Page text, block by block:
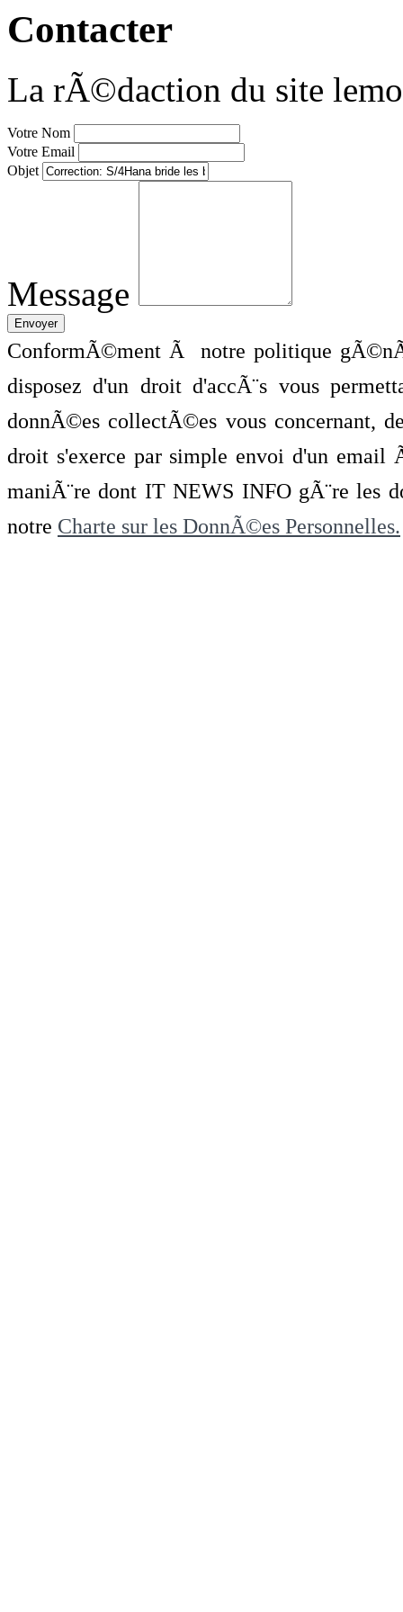
Contacter
La rÃ©daction du site
Votre Nom
Votre Email
Objet
Message
ConformÃ©ment Ã notre politique
disposez d'un droit d'accÃ¨s vous
donnÃ©es collectÃ©es vous concernant,
droit s'exerce par simple envoi d'un
maniÃ¨re dont IT NEWS INFO gÃ¨re les
notre Charte sur les DonnÃ©es Personnelles.